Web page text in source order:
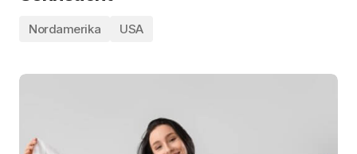
Nordamerika USA